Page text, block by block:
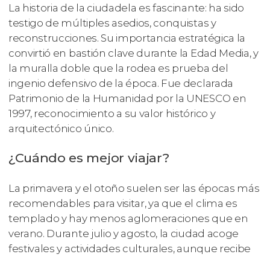
La historia de la ciudadela es fascinante: ha sido
testigo de múltiples asedios, conquistas y
reconstrucciones. Su importancia estratégica la
convirtió en bastión clave durante la Edad Media, y
la muralla doble que la rodea es prueba del
ingenio defensivo de la época. Fue declarada
Patrimonio de la Humanidad por la UNESCO en
1997, reconocimiento a su valor histórico y
arquitectónico único.
¿Cuándo es mejor viajar?
La primavera y el otoño suelen ser las épocas más
recomendables para visitar, ya que el clima es
templado y hay menos aglomeraciones que en
verano. Durante julio y agosto, la ciudad acoge
festivales y actividades culturales, aunque recibe